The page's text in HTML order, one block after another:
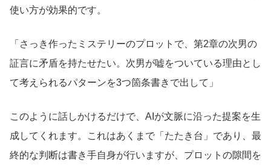
使い方が効果的です。
「さっき作ったミステリーのプロットで、第2章の次男の
証言に矛盾を持たせたい。次男が嘘をついている理由とし
て考えられるパターンを3つ箇条書きで出して」
このように話しかけるだけで、AIが文脈に沿った提案を生
成してくれます。これはあくまで「たたき台」であり、最
終的な判断は書き手自身が行いますが、プロットの隙間を